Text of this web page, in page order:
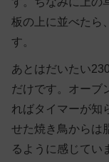
板の上に並べたら
す。
あとはだいたい
だけです。オーブ
ればタイマーが知
せた焼き鳥からは
るように感じてい